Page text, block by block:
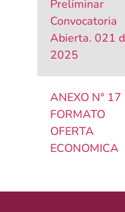
Preliminar
Convocatoria
Abierta. 021
2025
ANEXO N° 17
FORMATO
OFERTA
ECONOMICA